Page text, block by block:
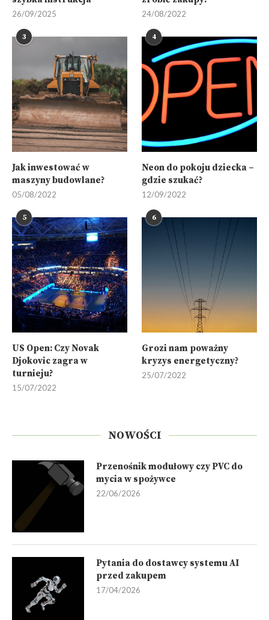
26/09/2025 24/08/2022
3
Jak inwestować w
maszyny budowlane?
05/08/2022
4
Neon do pokoju dziecka –
gdzie szukać?
12/09/2022
5
US Open: Czy Novak
Djokovic zagra w
turnieju?
15/07/2022
6
Grozi nam poważny
kryzys energetyczny?
25/07/2022
NOWOŚCI
Przenośnik modułowy czy PVC do
mycia w spożywce
22/06/2026
Pytania do dostawcy systemu AI
przed zakupem
17/04/2026